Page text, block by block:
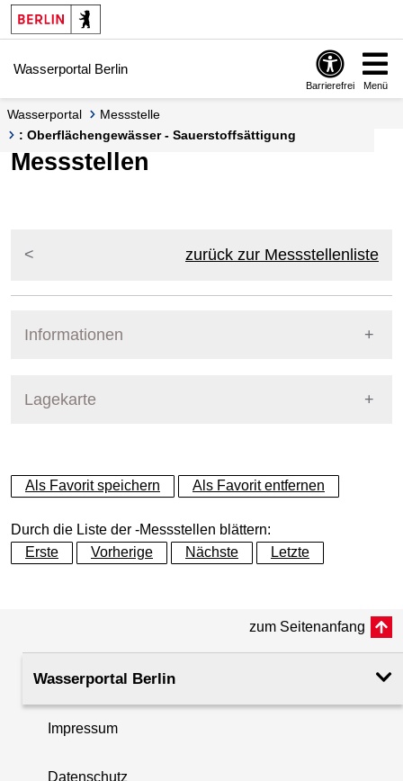
Springe zur Navigation
Springe zum Inhalt
Wasserportal Berlin
Barrierefrei Menü
Wasserportal
Messstelle
: Oberflächengewässer - Sauerstoffsättigung
Messstellen
zurück zur Messstellenliste
Informationen
Lagekarte
+
−
Als Favorit speichern Als Favorit entfernen
Durch die Liste der -Messstellen blättern:
Erste
Vorherige Nächste Letzte
zum Seitenanfang
Wasserportal Berlin
Impressum
Datenschutz